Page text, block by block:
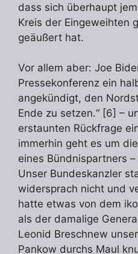
dass sich überhaupt
Kreis der Eingeweihten
geäußert hat.
Vor allem aber: Joe
Pressekonferenz ein
angekündigt, den
Ende zu setzen.“ [6] –
erstaunten Rückfrage
immerhin geht es um
eines Bündnispartners
Unser Bundeskanzler
widersprach nicht und
hatte etwas von dem
als der damalige
Leonid Breschnew
Pankow durchs Maul